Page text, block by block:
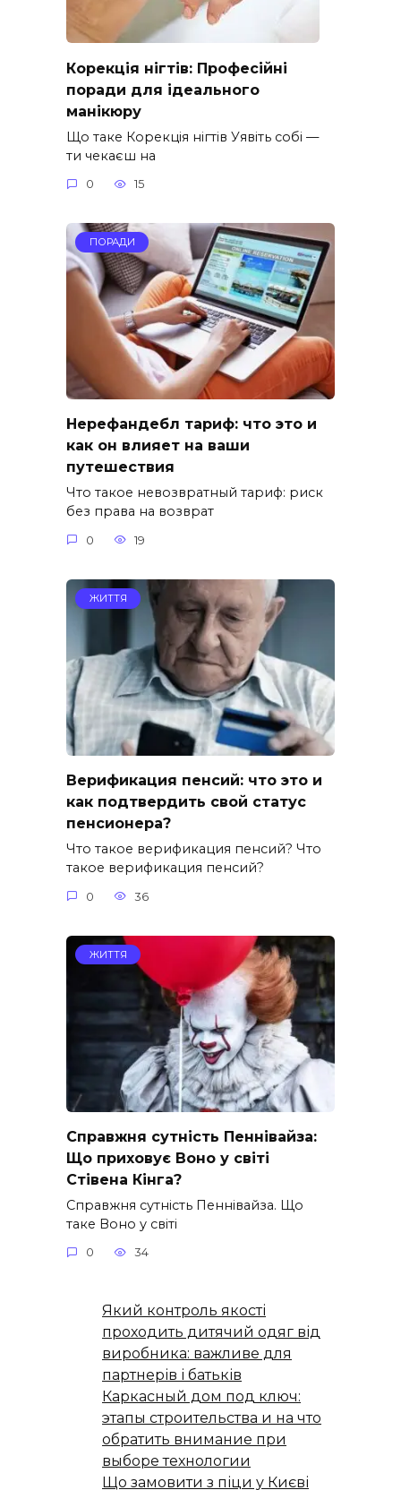
Корекція нігтів: Професійні
поради для ідеального
манікюру
Що таке Корекція нігтів Уявіть собі —
ти чекаєш на
0 15
ПОРАДИ
Нерефандебл тариф: что это и
как он влияет на ваши
путешествия
Что такое невозвратный тариф: риск
без права на возврат
0 19
ЖИТТЯ
Верификация пенсий: что это и
как подтвердить свой статус
пенсионера?
Что такое верификация пенсий? Что
такое верификация пенсий?
0 36
ЖИТТЯ
Справжня сутність Пеннівайза:
Що приховує Воно у світі
Стівена Кінга?
Справжня сутність Пеннівайза. Що
таке Воно у світі
0 34
Який контроль якості
проходить дитячий одяг від
виробника: важливе для
партнерів і батьків
Каркасный дом под ключ:
этапы строительства и на что
обратить внимание при
выборе технологии
Що замовити з піци у Києві